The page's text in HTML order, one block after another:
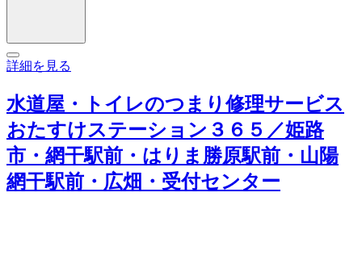
詳細を見る
水道屋・トイレのつまり修理サービス
おたすけステーション３６５／姫路
市・網干駅前・はりま勝原駅前・山陽
網干駅前・広畑・受付センター